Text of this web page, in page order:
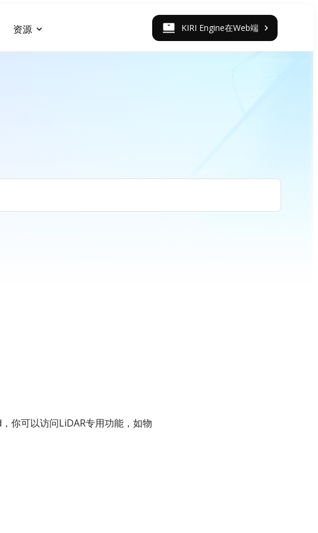
资源 KIRI Engine在Web端
你可以访问LiDAR专用功能，如物